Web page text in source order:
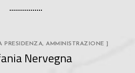
PRESIDENZA, AMMINISTRAZIONE ]
Nervegna